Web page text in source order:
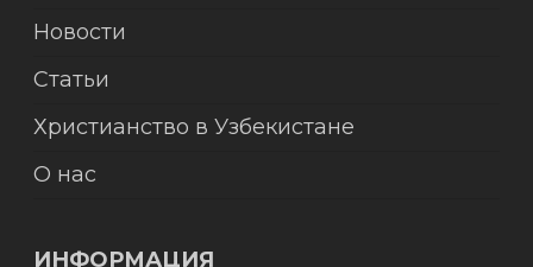
Новости
Статьи
Христианство в Узбекистане
О нас
ИНФОРМАЦИЯ